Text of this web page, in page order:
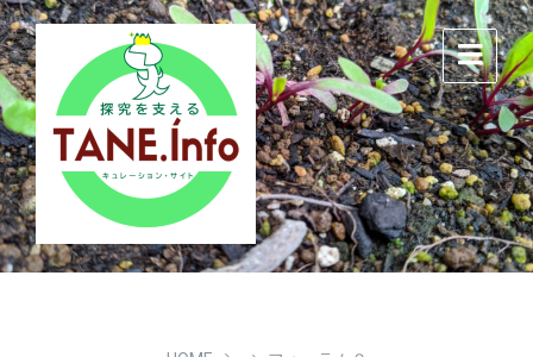
Skip
to
content
Skip
to
main
navigation
Skip
to
footer